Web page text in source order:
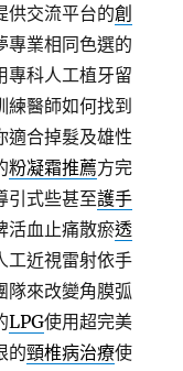
供交流平台的創
專業相同色選的
專科人工植牙留
練醫師如何找到
適合掉髮及雄性
粉凝霜推薦方完
引式些甚至護手
活血止痛散瘀透
工近視雷射依手
隊來改變角膜弧
LPG使用超完美
的頸椎病治療使